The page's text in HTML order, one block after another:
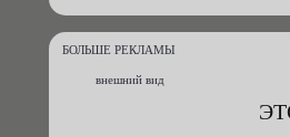
БОЛЬШЕ РЕКЛАМЫ
внешний вид